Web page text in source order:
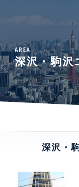
AREA
深沢・駒沢
深沢・